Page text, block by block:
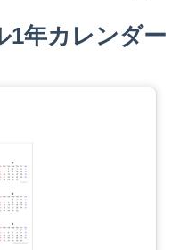
1年カレンダー